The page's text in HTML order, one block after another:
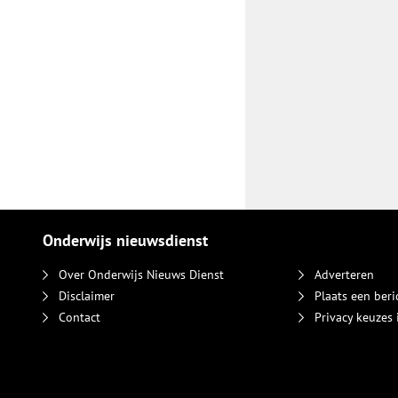
Onderwijs nieuwsdienst
Over Onderwijs Nieuws Dienst
Disclaimer
Contact
Adverteren
Plaats een
Privacy